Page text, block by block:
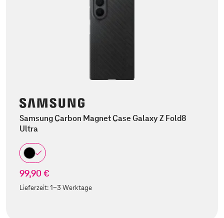
Samsung Carbon Magnet Case Galaxy Z Fold8
Ultra
99,90 €
Lieferzeit:1-3 Werktage